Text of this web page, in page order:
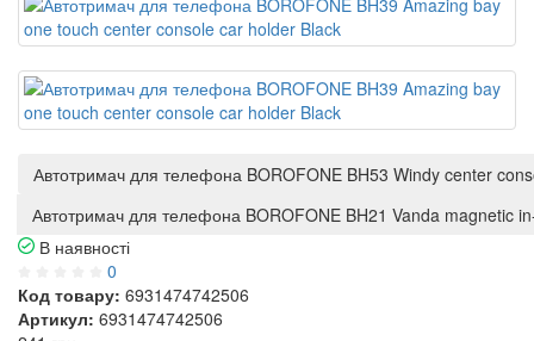
Автотримач для телефона BOROFONE BH53 Windy center
Автотримач для телефона BOROFONE BH21 Vanda magnetic
В наявності
0
Код товару: 6931474742506
Артикул: 6931474742506